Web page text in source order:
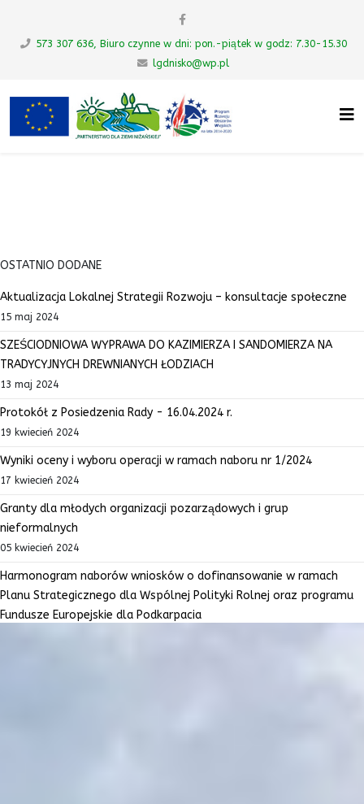
573 307 636, Biuro czynne w dni: pon.-piątek w godz: 7.30-15.30
lgdnisko@wp.pl
OSTATNIO DODANE
Aktualizacja Lokalnej Strategii Rozwoju – konsultacje społeczne
15 maj 2024
SZEŚCIODNIOWA WYPRAWA DO KAZIMIERZA I SANDOMIERZA NA
TRADYCYJNYCH DREWNIANYCH ŁODZIACH
13 maj 2024
Protokół z Posiedzenia Rady - 16.04.2024 r.
19 kwiecień 2024
Wyniki oceny i wyboru operacji w ramach naboru nr 1/2024
17 kwiecień 2024
Granty dla młodych organizacji pozarządowych i grup
nieformalnych
05 kwiecień 2024
Harmonogram naborów wniosków o dofinansowanie w ramach
Planu Strategicznego dla Wspólnej Polityki Rolnej oraz programu
Fundusze Europejskie dla Podkarpacia